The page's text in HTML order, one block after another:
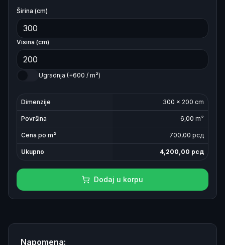
Širina (cm)
Visina (cm)
Ugradnja (+600 / m²)
Dimenzije 300 × 200 cm
Površina 6,00 m²
Cena po m² 700,00 рсд
Ukupno 4,200,00 рсд
Dodaj u korpu
Napomena: